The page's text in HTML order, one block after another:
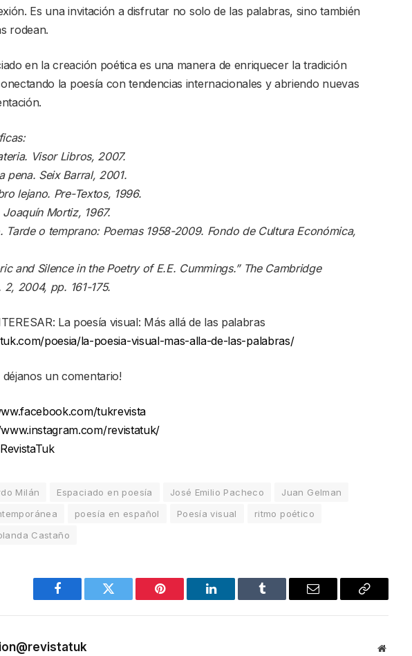
Es una invitación a disfrutar no solo de las palabras, sino también
rodean.
en la creación poética es una manera de enriquecer la tradición
la poesía con tendencias internacionales y abriendo nuevas
Visor Libros, 2007.
pena. Seix Barral, 2001.
lejano. Pre-Textos, 1996.
Mortiz, 1967.
Tarde o temprano: Poemas 1958-2009. Fondo de Cultura Económica,
and Silence in the Poetry of E.E. Cummings.” The Cambridge
2004, pp. 161-175.
La poesía visual: Más allá de las palabras
poesia/la-poesia-visual-mas-alla-de-las-palabras/
déjanos un comentario!
tukrevista
revistatuk/
Milán Espaciado en poesía José Emilio Pacheco
Juan Gelman
poesía en español Poesía visual
ritmo poético
Castaño
Facebook Twitter Pinterest LinkedIn Tumblr Email
Copy
Website